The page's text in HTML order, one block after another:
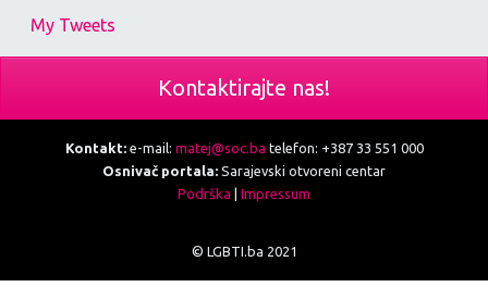
My Tweets
Kontaktirajte nas!
Kontakt:e-mail: matej@soc.ba telefon: +387 33 551 000
Osnivač portala: Sarajevski otvoreni centar
Podrška
Impressum
© LGBTI.ba 2021